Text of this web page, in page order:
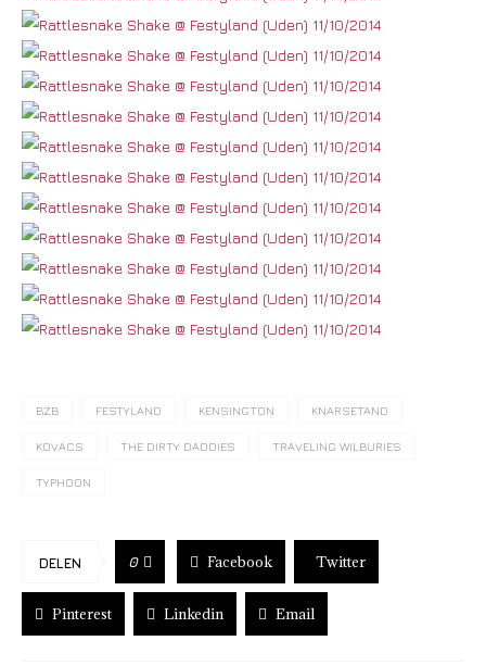
BZB FESTYLAND KENSINGTON KNARSETAND
KOVACS THE DIRTY DADDIES TRAVELING WILBURIES
TYPHOON
DELEN 0 Facebook Twitter
Pinterest Linkedin Email